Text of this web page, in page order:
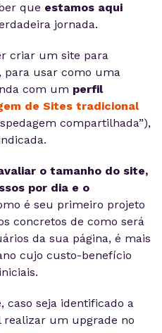
que estamos aqui
jornada.
criar um site para
, para usar como uma
com um perfil
de Sites tradicional
compartilhada”),
o tamanho do site,
por dia e o
é seu primeiro projeto
concretos de como será
da sua página, é mais
cujo custo-benefício
caso seja identificado a
realizar um upgrade no